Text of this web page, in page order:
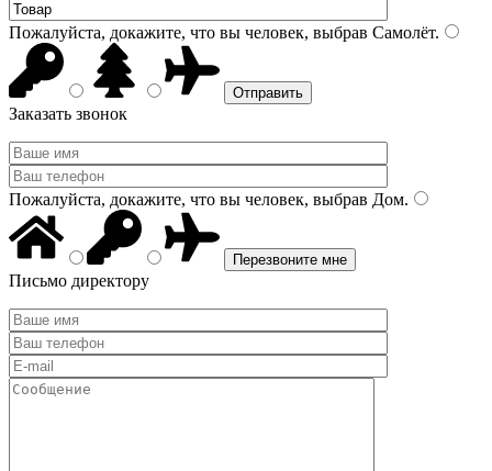
Пожалуйста, докажите, что вы человек, выбрав Самолёт.
Заказать звонок
Пожалуйста, докажите, что вы человек, выбрав Дом.
Письмо директору